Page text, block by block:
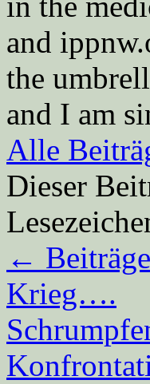
and
the
and I am
Alle
Dieser
←
Krieg….